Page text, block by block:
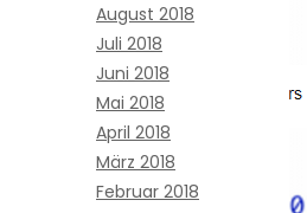
August 2018
Juli 2018
Juni 2018
Mai 2018
April 2018
März 2018
Februar 2018